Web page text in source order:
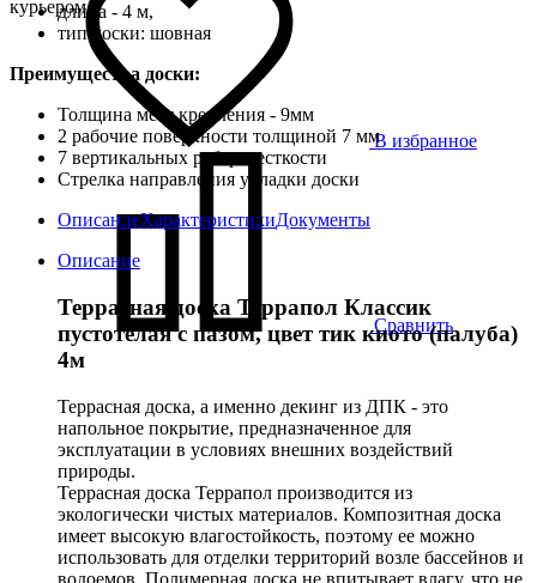
курьером
В избранное
Сравнить
длина - 4 м,
тип доски: шовная
Преимущества доски:
Толщина мест крепления - 9мм
2 рабочие поверхности толщиной 7 мм
7 вертикальных ребер жесткости
Стрелка направления укладки доски
ОписаниеХарактеристикиДокументы
Описание
Террасная доска Террапол Классик
пустотелая с пазом, цвет тик киото (палуба)
4м
Террасная доска, а именно декинг из ДПК - это
напольное покрытие, предназначенное для
эксплуатации в условиях внешних воздействий
природы.
Террасная доска Террапол производится из
экологически чистых материалов. Композитная доска
имеет высокую влагостойкость, поэтому ее можно
использовать для отделки территорий возле бассейнов и
водоемов. Полимерная доска не впитывает влагу, что не